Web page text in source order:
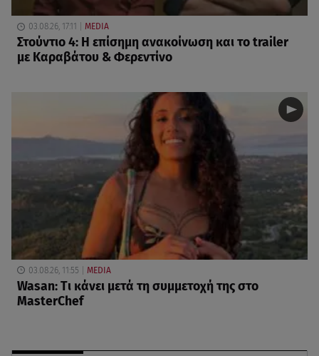
03.08.26, 17:11 MEDIA
Στούντιο 4: Η επίσημη ανακοίνωση και το trailer
με Καραβάτου & Φερεντίνο
03.08.26, 11:55 MEDIA
Wasan: Tι κάνει μετά τη συμμετοχή της στο
MasterChef